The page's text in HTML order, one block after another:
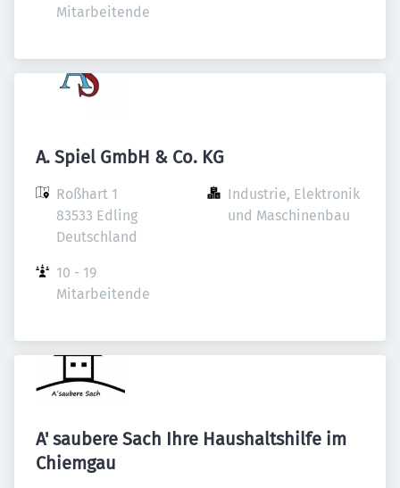
Mitarbeitende
A. Spiel GmbH & Co. KG
Roßhart 1
83533 Edling
Deutschland
Industrie, Elektronik
und Maschinenbau
10 - 19
Mitarbeitende
A' saubere Sach Ihre Haushaltshilfe im
Chiemgau